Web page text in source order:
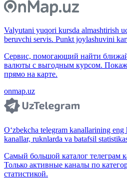
Valyutani yuqori kursda almashtirish
beruvchi servis. Punkt joylashuvini
Сервис, помогающий найти
валюты с выгодным курсом.
прямо на карте.
onmap.uz
O‘zbekcha telegram kanallarining
kanallar, ruknlarda va batafsil
Самый большой каталог телеграм
Только активные каналы по
статистикой.